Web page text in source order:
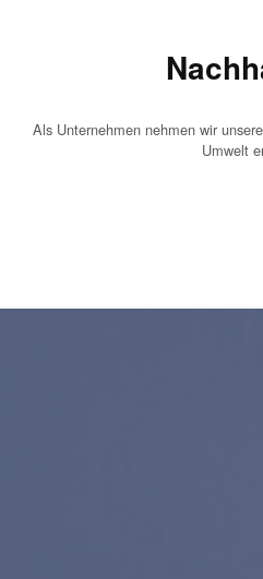
Als Unternehmen nehmen wir
Umwelt